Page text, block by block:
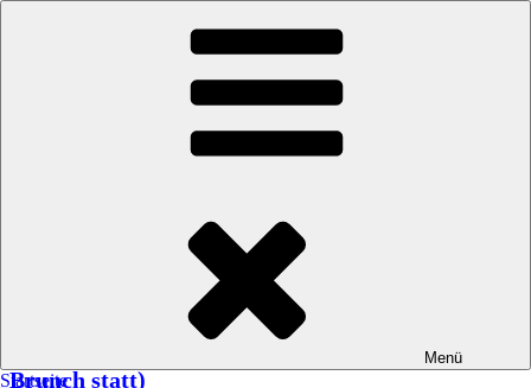
Menü
Startseite
Adventsbrunch
Adventsbrunch vom 1. bis 4. Advent 30,99 p.P.
Mineralwasser mit und ohne Kohlensäure, Apfel-
Coca Cola, Fanta, Sprite, Fassbrause,
und Tee in Selbstbedienung. (wer seine Getränkepauschale
Erweitern möchte schaut ganz unten auf diese Seite nach)
(Zwischen Weihnachten und Neujahr findet kein
Brunch statt)